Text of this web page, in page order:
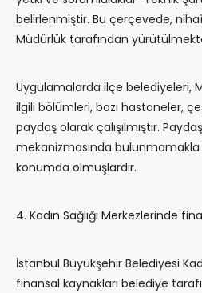
belirlenmiştir. Bu çerçevede,
Müdürlük tarafından
Uygulamalarda ilçe belediyeleri,
ilgili bölümleri, bazı hastaneler,
paydaş olarak çalışılmıştır.
mekanizmasında bulunmamakla
konumda olmuşlardır.
4. Kadın Sağlığı Merkezlerinde
İstanbul Büyükşehir Belediyesi
finansal kaynakları belediye